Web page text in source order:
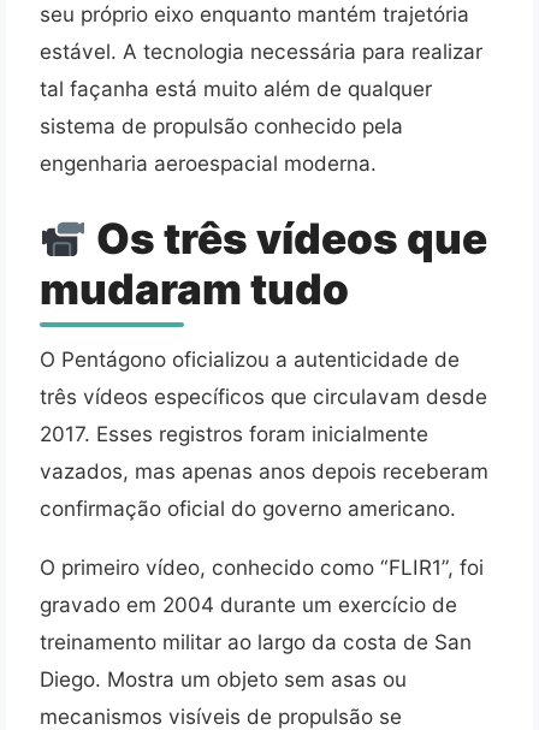
seu próprio eixo enquanto mantém trajetória
estável. A tecnologia necessária para realizar
tal façanha está muito além de qualquer
sistema de propulsão conhecido pela
engenharia aeroespacial moderna.
Os três vídeos que
mudaram tudo
O Pentágono oficializou a autenticidade de
três vídeos específicos que circulavam desde
2017. Esses registros foram inicialmente
vazados, mas apenas anos depois receberam
confirmação oficial do governo americano.
O primeiro vídeo, conhecido como “FLIR1”, foi
gravado em 2004 durante um exercício de
treinamento militar ao largo da costa de San
Diego. Mostra um objeto sem asas ou
mecanismos visíveis de propulsão se